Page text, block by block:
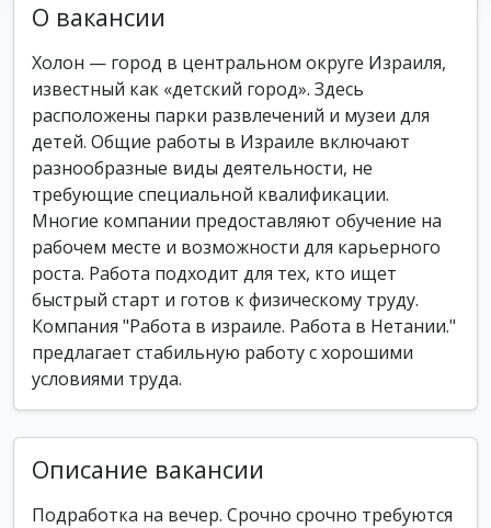
О вакансии
Холон — город в центральном округе Израиля,
известный как «детский город». Здесь
расположены парки развлечений и музеи для
детей. Общие работы в Израиле включают
разнообразные виды деятельности, не
требующие специальной квалификации.
Многие компании предоставляют обучение на
рабочем месте и возможности для карьерного
роста. Работа подходит для тех, кто ищет
быстрый старт и готов к физическому труду.
Компания "Работа в израиле. Работа в Нетании."
предлагает стабильную работу с хорошими
условиями труда.
Описание вакансии
Подработка на вечер. Срочно срочно требуются